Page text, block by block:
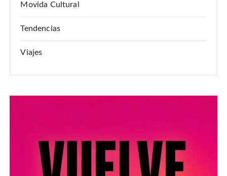
Movida Cultural
Tendencias
Viajes